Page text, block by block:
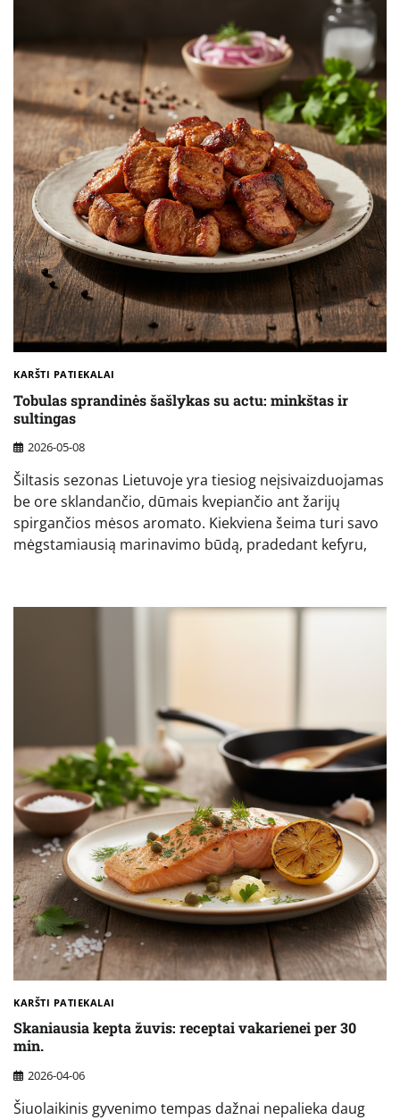
KARŠTI PATIEKALAI
Tobulas sprandinės šašlykas su actu: minkštas ir
sultingas
2026-05-08
Šiltasis sezonas Lietuvoje yra tiesiog neįsivaizduojamas
be ore sklandančio, dūmais kvepiančio ant žarijų
spirgančios mėsos aromato. Kiekviena šeima turi savo
mėgstamiausią marinavimo būdą, pradedant kefyru,
KARŠTI PATIEKALAI
Skaniausia kepta žuvis: receptai vakarienei per 30
min.
2026-04-06
Šiuolaikinis gyvenimo tempas dažnai nepalieka daug